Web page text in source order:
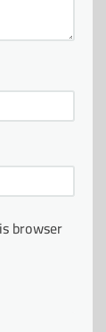
browser